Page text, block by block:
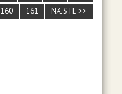
160 161 NÆSTE >>